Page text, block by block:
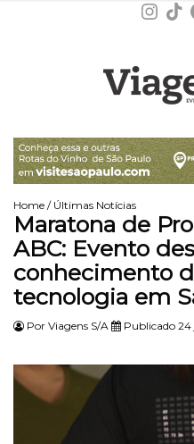
Home / Últimas Notícias
Maratona de
ABC: Evento
conhecimento
tecnologia em
Por Viagens S/A Publicado